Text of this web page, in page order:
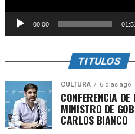
00:00
TITULOS
CULTURA 6 días ago
CONFERENCIA
MINISTRO DE
CARLOS BIANCO